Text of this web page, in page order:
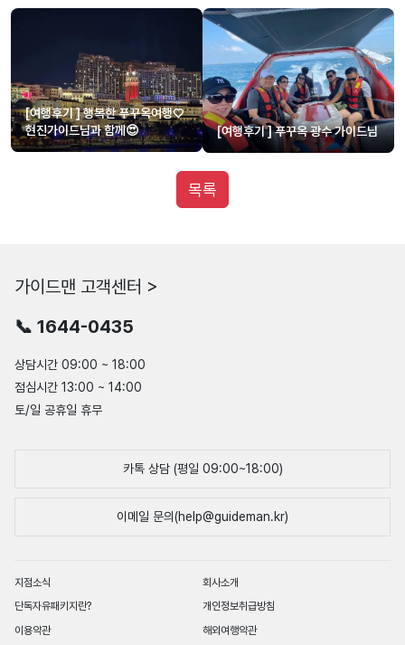
[여행후기 ] 행복한 푸꾸옥여행♡
현진가이드님과 함께😍
[여행후기 ] 푸꾸옥 광수 가이드님
목록
가이드맨 고객센터 >
📞 1644-0435
상담시간 09:00 ~ 18:00
점심시간 13:00 ~ 14:00
토/일 공휴일 휴무
카톡 상담 (평일 09:00~18:00)
이메일 문의(help@guideman.kr)
지점소식
회사소개
단독자유패키지란?
개인정보취급방침
이용약관
해외여행약관